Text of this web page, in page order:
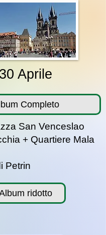
30 Aprile
Completo
San Venceslao
+ Quartiere Mala
Petrin
ridotto